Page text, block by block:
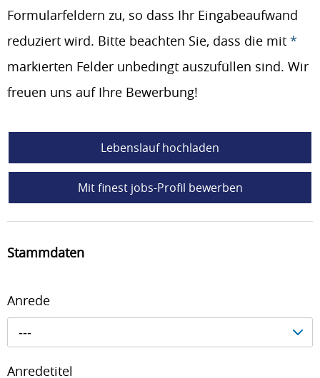
Formularfeldern zu, so dass Ihr Eingabeaufwand
reduziert wird. Bitte beachten Sie, dass die mit *
markierten Felder unbedingt auszufüllen sind. Wir
freuen uns auf Ihre Bewerbung!
Lebenslauf hochladen
Mit finest jobs-Profil bewerben
Stammdaten
Anrede
---
Anredetitel